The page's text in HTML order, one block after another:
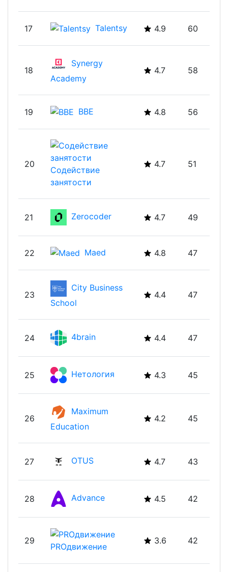
17 Talentsy 4.9 60
18
Synergy
Academy
4.7 58
19 BBE 4.8 56
20
Содействие
занятости
4.7 51
21 Zerocoder 4.7 49
22 Maed 4.8 47
23
City Business
School
4.4 47
24 4brain 4.4 47
25 Нетология 4.3 45
26
Maximum
Education
4.2 45
27 OTUS 4.7 43
28 Advance 4.5 42
29
PROдвижение
3.6 42